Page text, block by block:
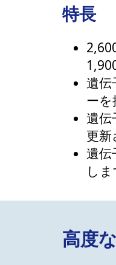
特長
遺伝
ーを
遺伝
更新
遺
しま
高度